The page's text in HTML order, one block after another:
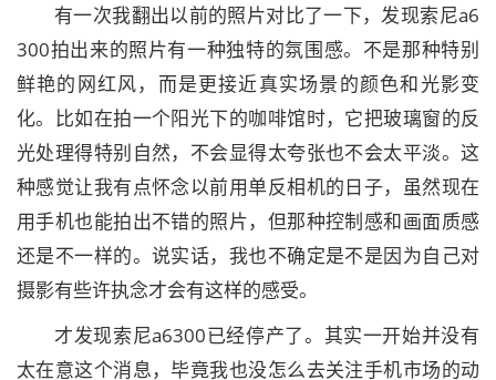
有一次我翻出以前的照片对比了一下，发现索尼a6
300拍出来的照片有一种独特的氛围感。不是那种特别
鲜艳的网红风，而是更接近真实场景的颜色和光影变
化。比如在拍一个阳光下的咖啡馆时，它把玻璃窗的反
光处理得特别自然，不会显得太夸张也不会太平淡。这
种感觉让我有点怀念以前用单反相机的日子，虽然现在
用手机也能拍出不错的照片，但那种控制感和画面质感
还是不一样的。说实话，我也不确定是不是因为自己对
摄影有些许执念才会有这样的感受。
才发现索尼a6300已经停产了。其实一开始并没有
太在意这个消息，毕竟我也没怎么去关注手机市场的动